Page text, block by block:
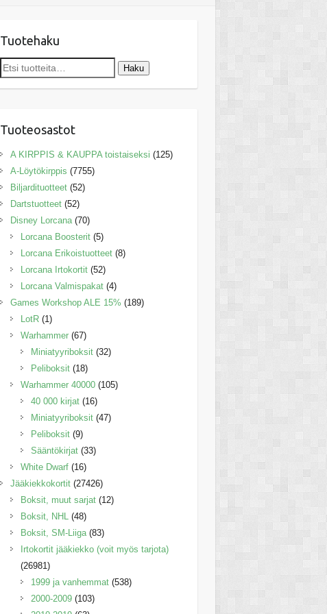
Tuotehaku
Etsi: Haku
Tuoteosastot
A KIRPPIS & KAUPPA toistaiseksi (125)
A-Löytökirppis (7755)
Biljardituotteet (52)
Dartstuotteet (52)
Disney Lorcana (70)
Lorcana Boosterit (5)
Lorcana Erikoistuotteet (8)
Lorcana Irtokortit (52)
Lorcana Valmispakat (4)
Games Workshop ALE 15% (189)
LotR (1)
Warhammer (67)
Miniatyyriboksit (32)
Peliboksit (18)
Warhammer 40000 (105)
40 000 kirjat (16)
Miniatyyriboksit (47)
Peliboksit (9)
Sääntökirjat (33)
White Dwarf (16)
Jääkiekkokortit (27426)
Boksit, muut sarjat (12)
Boksit, NHL (48)
Boksit, SM-Liiga (83)
Irtokortit jääkiekko (voit myös tarjota)
(26981)
1999 ja vanhemmat (538)
2000-2009 (103)